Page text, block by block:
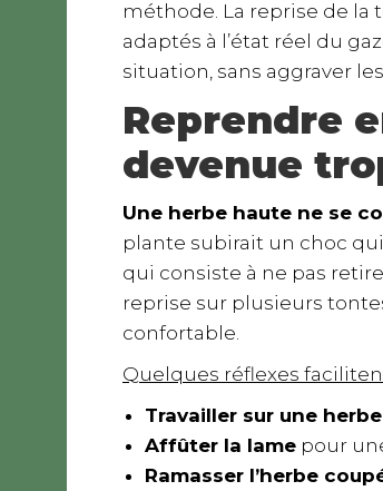
méthode. La reprise de
adaptés à l’état réel du
situation, sans aggraver
Reprendre
devenue
Une herbe haute ne se
plante subirait un choc
qui consiste à ne pas
reprise sur plusieurs
confortable.
Quelques réflexes
Travailler sur une
Affûter la lame pour
Ramasser l’herbe